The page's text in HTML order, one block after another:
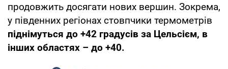
продовжить досягати нових вершин. Зокрема,
у південних регіонах стовпчики термометрів
піднімуться до +42 градусів за Цельсієм, в
інших областях – до +40.